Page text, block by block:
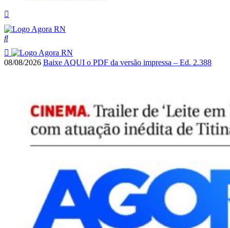
08/08/2026 Baixe AQUI o PDF da versão impressa – Ed. 2.388